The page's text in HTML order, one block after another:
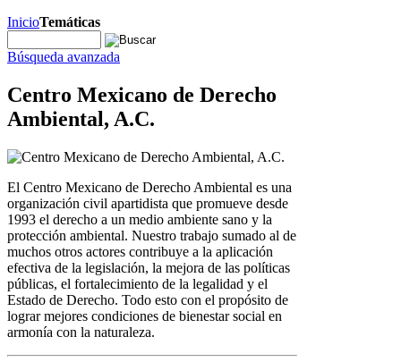
InicioTemáticas
Búsqueda avanzada
Centro Mexicano de Derecho
Ambiental, A.C.
El Centro Mexicano de Derecho Ambiental es una
organización civil apartidista que promueve desde
1993 el derecho a un medio ambiente sano y la
protección ambiental. Nuestro trabajo sumado al de
muchos otros actores contribuye a la aplicación
efectiva de la legislación, la mejora de las políticas
públicas, el fortalecimiento de la legalidad y el
Estado de Derecho. Todo esto con el propósito de
lograr mejores condiciones de bienestar social en
armonía con la naturaleza.